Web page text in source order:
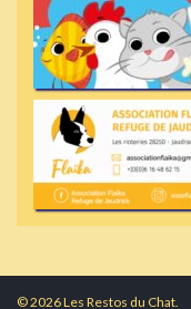
© 2026 Les Restos du Chat.